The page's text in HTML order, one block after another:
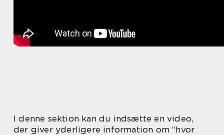
I denne sektion kan du indsætte en video,
der giver yderligere information om “hvor